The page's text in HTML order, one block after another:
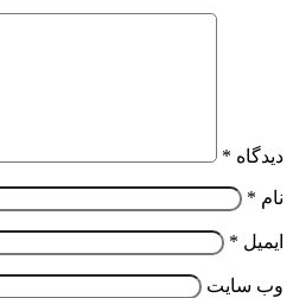
دیدگاه *
نام *
ایمیل *
وب‌ سایت